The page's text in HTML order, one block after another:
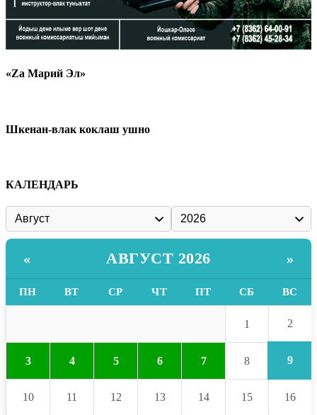
«Zа Марий Эл»
Шкенан-влак коклаш ушно
КАЛЕНДАРЬ
« АВГУСТ 2026 »
ПН ВТ СР ЧТ ПТ СБ ВС
1 2
3 4 5 6 7 8 9
10 11 12 13 14 15 16